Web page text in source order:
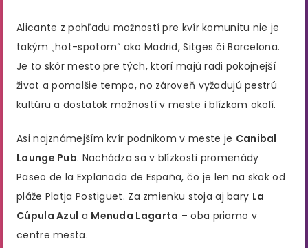
Alicante z pohľadu možností pre kvír komunitu nie je
takým „hot-spotom“ ako Madrid, Sitges či Barcelona.
Je to skôr mesto pre tých, ktorí majú radi pokojnejší
život a pomalšie tempo, no zároveň vyžadujú pestrú
kultúru a dostatok možností v meste i blízkom okolí.
Asi najznámejším kvír podnikom v meste je Canibal
Lounge Pub. Nachádza sa v blízkosti promenády
Paseo de la Explanada de España, čo je len na skok od
pláže Platja Postiguet. Za zmienku stoja aj bary La
Cúpula Azul a Menuda Lagarta – oba priamo v
centre mesta.